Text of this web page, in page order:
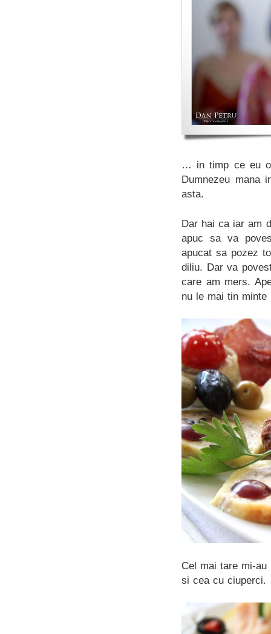
… in timp ce eu o
Dumnezeu mana
asta.
Dar hai ca iar am
apuc sa va
apucat sa pozez
diliu. Dar va
care am mers.
nu le mai tin minte
Cel mai tare mi-
si cea cu ciuperci.